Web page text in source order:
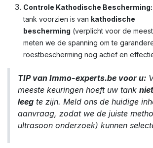
Controle Kathodische Bescherming:
tank voorzien is van kathodische
bescherming (verplicht voor de
meten we de spanning om te
roestbescherming nog actief en
TIP van Immo-experts.be voor u:
meeste keuringen hoeft uw tank
leeg te zijn. Meld ons de huidige
aanvraag, zodat we de juiste
ultrasoon onderzoek) kunnen